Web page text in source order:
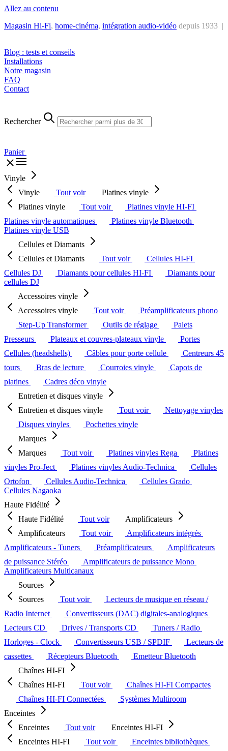
Allez au contenu
Magasin Hi-Fi, home-cinéma, intégration audio-vidéo depuis 1933 |
Blog : tests et conseils
Installations
Notre magasin
FAQ
Contact
Rechercher
Panier
Vinyle
Vinyle
Tout voir
Platines vinyle
Platines vinyle
Tout voir
Platines vinyle HI-FI
Platines vinyle automatiques
Platines vinyle Bluetooth
Platines vinyle USB
Cellules et Diamants
Cellules et Diamants
Tout voir
Cellules HI-FI
Cellules DJ
Diamants pour cellules HI-FI
Diamants pour
cellules DJ
Accessoires vinyle
Accessoires vinyle
Tout voir
Préamplificateurs phono
Step-Up Transformer
Outils de réglage
Palets
Presseurs
Plateaux et couvres-plateaux vinyle
Portes
Cellules (headshells)
Câbles pour porte cellule
Centreurs 45
tours
Bras de lecture Courroies vinyle
Capots de
platines
Cadres déco vinyle
Entretien et disques vinyle
Entretien et disques vinyle
Tout voir
Nettoyage vinyles
Disques vinyles
Pochettes vinyle
Marques
Marques
Tout voir Platines vinyles Rega
Platines
vinyles Pro-Ject
Platines vinyles Audio-Technica
Cellules
Ortofon
Cellules Audio-Technica
Cellules Grado
Cellules Nagaoka
Haute Fidélité
Haute Fidélité
Tout voir
Amplificateurs
Amplificateurs
Tout voir
Amplificateurs intégrés
Amplificateurs - Tuners
Préamplificateurs
Amplificateurs
de puissance Stéréo
Amplificateurs de puissance Mono
Amplificateurs Multicanaux
Sources
Sources
Tout voir
Lecteurs de musique en réseau /
Radio Internet
Convertisseurs (DAC) digitales-analogiques
Lecteurs CD
Drives / Transports CD
Tuners / Radio
Horloges - Clock
Convertisseurs USB / SPDIF
Lecteurs de
cassettes
Récepteurs Bluetooth
Emetteur Bluetooth
Chaînes HI-FI
Chaînes HI-FI
Tout voir
Chaînes HI-FI Compactes
Chaînes HI-FI Connectées
Systèmes Multiroom
Enceintes
Enceintes
Tout voir
Enceintes HI-FI
Enceintes HI-FI
Tout voir
Enceintes bibliothèques